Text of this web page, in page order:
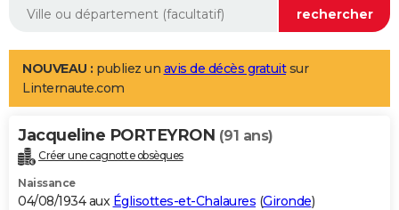
Aménagement intérieur
LIFESTYLE
Art de vivre
Bien-être
Loisirs
Mode
Modes de vie
Alimentation
Guide de la santé
Maladies
Médicaments
Sommeil
VOYAGE
Destinations
City break
Voyage nature
Voyage de noces
Forum
Climat
+PHOTO
NOUVEAU : publiez un avis de décès gratuitsur
Linternaute.com
Jacqueline PORTEYRON (91 ans)
Créer une cagnotte obsèques
Naissance
04/08/1934 aux Églisottes-et-Chalaures (Gironde)